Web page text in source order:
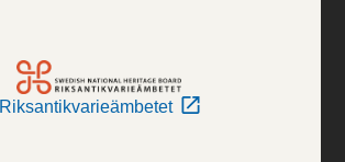
Riksantikvarieämbetet